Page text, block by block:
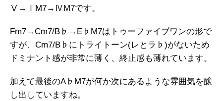
Ⅴ→ⅠM7→ⅣM7です。
Fm7→Cm7/B♭→E♭M7はトゥーファイブワンの形で
すが、Cm7/B♭にトライトーン(レとラ♭)がないため
ドミナント感が非常に薄く、終止感も薄れています。
加えて最後のA♭M7が何か次にあるような雰囲気を醸
し出していますね。